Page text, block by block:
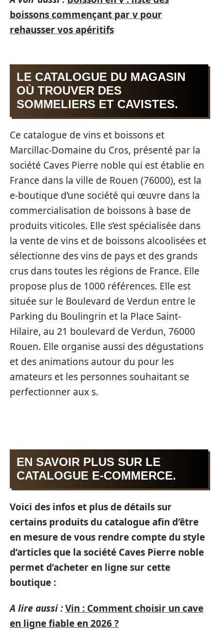
boissons commençant par v pour
rehausser vos apéritifs
LE CATALOGUE DU MAGASIN
OÙ TROUVER DES
SOMMELIERS ET CAVISTES.
Ce catalogue de vins et boissons et
Marcillac-Domaine du Cros, présenté par la
société Caves Pierre noble qui est établie en
France dans la ville de Rouen (76000), est la
e-boutique d’une société qui œuvre dans la
commercialisation de boissons à base de
produits viticoles. Elle s’est spécialisée dans
la vente de vins et de boissons alcoolisées et
sélectionne des vins de pays et des grands
crus dans toutes les régions de France. Elle
propose plus de 1000 références. Elle est
située sur le Boulevard de Verdun entre le
Parking du Boulingrin et la Place Saint-
Hilaire, au 21 boulevard de Verdun, 76000
Rouen. Elle organise aussi des dégustations
et des animations autour du pour les
amateurs et les personnes souhaitant se
perfectionner aux s.
EN SAVOIR PLUS SUR LE
CATALOGUE E-COMMERCE.
Voici des infos et plus de détails sur
certains produits du catalogue afin d’être
en mesure de vous rendre compte du style
d’articles que la société Caves Pierre noble
permet d’acheter en ligne sur cette
boutique :
A lire aussi :Vin : Comment choisir un cave
en ligne fiable en 2026 ?